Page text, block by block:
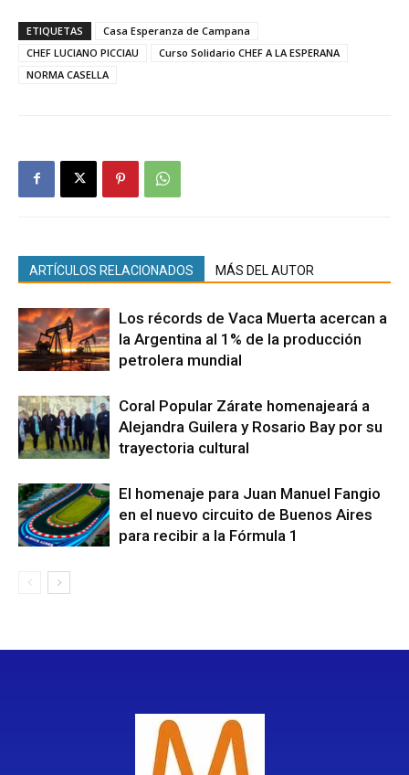
ETIQUETAS
Casa Esperanza de Campana
CHEF LUCIANO PICCIAU
Curso Solidario CHEF A LA ESPERANA
NORMA CASELLA
ARTÍCULOS RELACIONADOS MÁS DEL AUTOR
Los récords de Vaca Muerta acercan a
la Argentina al 1% de la producción
petrolera mundial
Coral Popular Zárate homenajeará a
Alejandra Guilera y Rosario Bay por su
trayectoria cultural
El homenaje para Juan Manuel Fangio
en el nuevo circuito de Buenos Aires
para recibir a la Fórmula 1